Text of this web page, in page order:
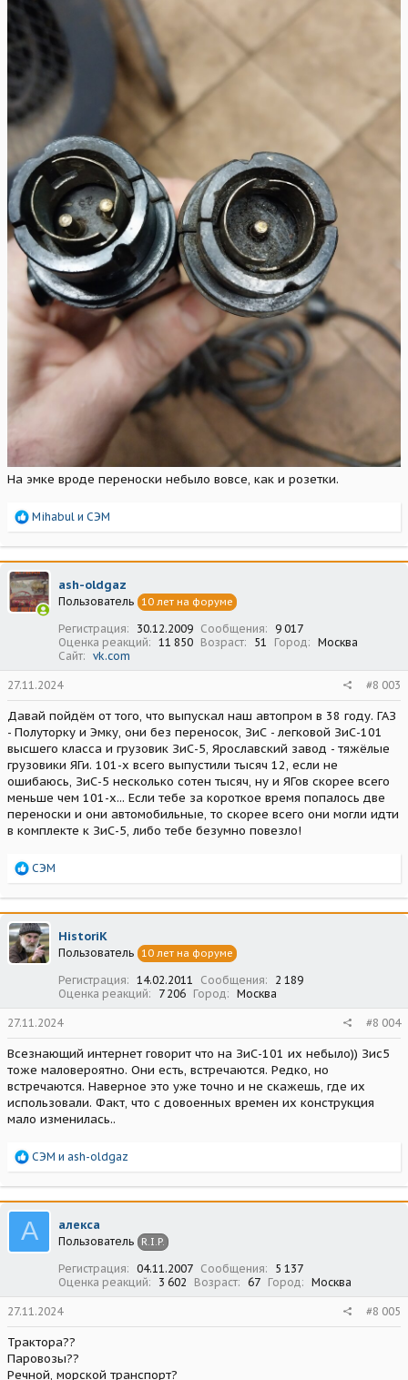
На эмке вроде переноски небыло вовсе, как и розетки.
Р
а
к
ц
и
и
Mihabul и СЭМ
ash-oldgaz
Пользователь 10 лет на форуме
Регистрация 30.12.2009 Сообщения
9 017
Оценка реакций
11 850 Возраст 51 Город
Москва
Сайт
vk.com
27.11.2024 #8 003
Давай пойдём от того, что выпускал наш автопром в 38 году. ГАЗ
- Полуторку и Эмку, они без переносок, ЗиС - легковой ЗиС-101
высшего класса и грузовик ЗиС-5, Ярославский завод - тяжёлые
грузовики ЯГи. 101-х всего выпустили тысяч 12, если не
ошибаюсь, ЗиС-5 несколько сотен тысяч, ну и ЯГов скорее всего
меньше чем 101-х... Если тебе за короткое время попалось две
переноски и они автомобильные, то скорее всего они могли идти
в комплекте к ЗиС-5, либо тебе безумно повезло!
Р
а
к
ц
и
и
СЭМ
HistoriK
Пользователь 10 лет на форуме
Регистрация 14.02.2011 Сообщения
2 189
Оценка реакций
7 206 Город Москва
27.11.2024 #8 004
Всезнающий интернет говорит что на ЗиС-101 их небыло)) Зис5
тоже маловероятно. Они есть, встречаются. Редко, но
встречаются. Наверное это уже точно и не скажешь, где их
использовали. Факт, что с довоенных времен их конструкция
мало изменилась..
Р
а
к
ц
и
и
СЭМ и ash-oldgaz
А алекса
Пользователь R.I.P.
Регистрация 04.11.2007 Сообщения
5 137
Оценка реакций
3 602 Возраст 67 Город Москва
27.11.2024 #8 005
Трактора??
Паровозы??
Речной, морской транспорт?